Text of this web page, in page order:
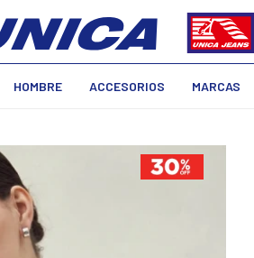
HOMBRE ACCESORIOS MARCAS